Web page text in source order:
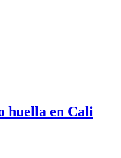
huella en Cali